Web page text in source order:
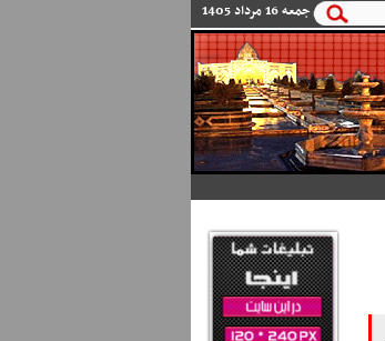
جمعه 16 مرداد 1405